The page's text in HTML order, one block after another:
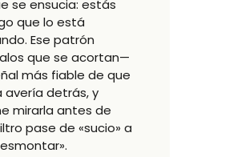
se ensucia: estás
que lo está
Ese patrón
que se acortan—
más fiable de que
avería detrás, y
mirarla antes de
pase de «sucio» a